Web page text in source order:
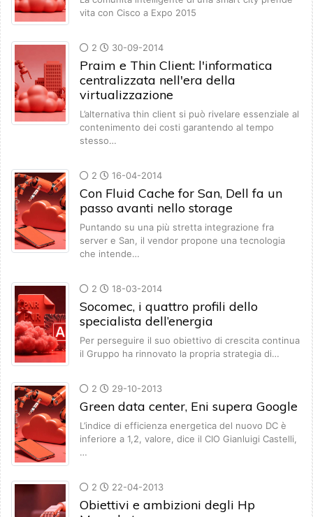
vita con Cisco a Expo 2015
2 30-09-2014
Praim e Thin Client: l'informatica
centralizzata nell'era della
virtualizzazione
L’alternativa thin client si può rivelare essenziale al
contenimento dei costi garantendo al tempo
stesso…
2 16-04-2014
Con Fluid Cache for San, Dell fa un
passo avanti nello storage
Puntando su una più stretta integrazione fra
server e San, il vendor propone una tecnologia
che intende…
2 18-03-2014
Socomec, i quattro profili dello
specialista dell’energia
Per perseguire il suo obiettivo di crescita continua
il Gruppo ha rinnovato la propria strategia di…
2 29-10-2013
Green data center, Eni supera Google
L’indice di efficienza energetica del nuovo DC è
inferiore a 1,2, valore, dice il CIO Gianluigi Castelli,
…
2 22-04-2013
Obiettivi e ambizioni degli Hp